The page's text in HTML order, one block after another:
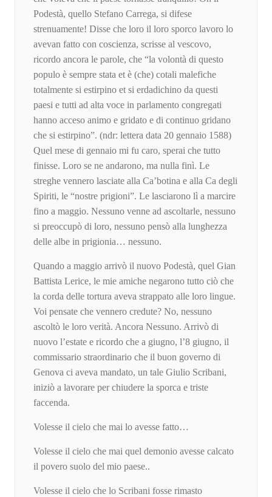
Podestà, quello Stefano Carrega, si difese
strenuamente! Disse che loro il loro sporco lavoro lo
avevan fatto con coscienza, scrisse al vescovo,
ricordo ancora le parole, che “la volontà di questo
populo è sempre stata et è (che) cotali malefiche
totalmente si estirpino et si erdadichino da questi
paesi e tutti ad alta voce in parlamento congregati
hanno acceso animo e gridato e di continuo gridano
che si estirpino”. (ndr: lettera data 20 gennaio 1588)
Quel mese di gennaio mi fu caro, sperai che tutto
finisse. Loro se ne andarono, ma nulla finì. Le
streghe vennero lasciate alla Ca’botina e alla Ca degli
Spiriti, le “nostre prigioni”. Le lasciarono lì a marcire
fino a maggio. Nessuno venne ad ascoltarle, nessuno
si preoccupò di loro, nessuno pensò alla lunghezza
delle albe in prigionia… nessuno.
Quando a maggio arrivò il nuovo Podestà, quel Gian
Battista Lerice, le mie amiche negarono tutto ciò che
la corda delle tortura aveva strappato alle loro lingue.
Voi pensate che vennero credute? No, nessuno
ascoltò le loro verità. Ancora Nessuno. Arrivò di
nuovo l’estate e ricordo che a giugno, l’8 giugno, il
commissario straordinario che il buon governo di
Genova ci aveva mandato, un tale Giulio Scribani,
iniziò a lavorare per chiudere la sporca e triste
faccenda.
Volesse il cielo che mai lo avesse fatto…
Volesse il cielo che mai quel demonio avesse calcato
il povero suolo del mio paese..
Volesse il cielo che lo Scribani fosse rimasto